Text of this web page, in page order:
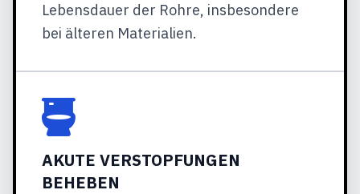
Lebensdauer der Rohre, insbesondere
bei älteren Materialien.
AKUTE VERSTOPFUNGEN
BEHEBEN